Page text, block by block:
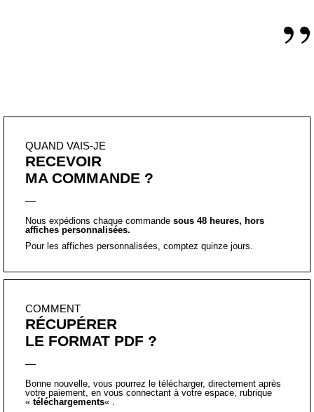
”
QUAND VAIS-JE
RECEVOIR
MA COMMANDE ?
Nous expédions chaque commande sous 48 heures, hors
affiches personnalisées.
Pour les affiches personnalisées, comptez quinze jours.
COMMENT
RÉCUPÉRER
LE FORMAT PDF ?
Bonne nouvelle, vous pourrez le télécharger, directement après
votre paiement, en vous connectant à votre espace, rubrique
« téléchargements« .